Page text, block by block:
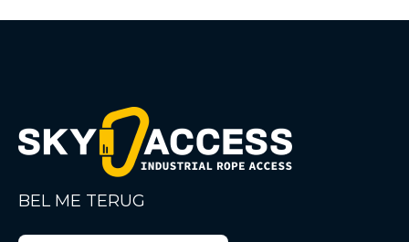
BEL ME TERUG